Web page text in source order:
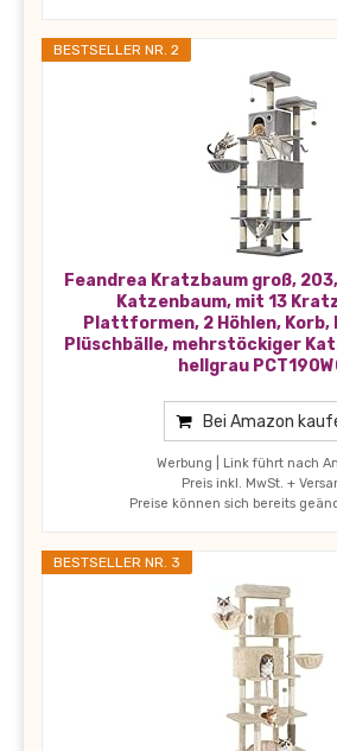
BESTSELLER NR. 2
Feandrea Kratzbaum groß,
Katzenbaum, mit 13
Plattformen, 2 Höhlen,
Plüschbälle, mehrstöckiger
hellgrau
Bei Amazon
Werbung | Link führt nach
Preis inkl. MwSt. +
Preise können sich bereits
BESTSELLER NR. 3